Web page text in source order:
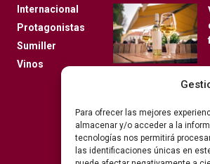
Para ofrecer las mejores
almacenar y/o acceder a la
tecnologías nos permitirá
las identificaciones únicas en
Internacional
Protagonistas
Sumiller
Vinos